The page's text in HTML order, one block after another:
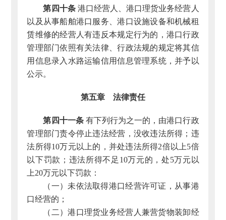
第四十条港口经营人、港口理货业务经营人
以及从事船舶港口服务、港口设施设备和机械租
赁维修的经营人有违反本规定行为的，港口行政
管理部门依照有关法律、行政法规的规定将其信
用信息录入水路运输信用信息管理系统，并予以
公示。
第五章 法律责任
第四十一条有下列行为之一的，由港口行政
管理部门责令停止违法经营，没收违法所得；违
法所得10万元以上的，并处违法所得2倍以上5倍
以下罚款；违法所得不足10万元的，处5万元以
上20万元以下罚款：
（一）未依法取得港口经营许可证，从事港
口经营的；
（二）港口理货业务经营人兼营货物装卸经